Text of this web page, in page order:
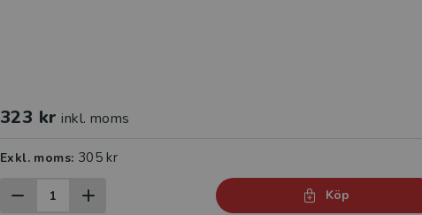
323 kr inkl. moms
Exkl. moms: 305 kr
Köp